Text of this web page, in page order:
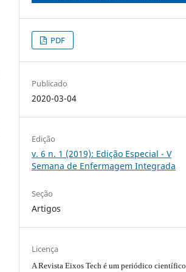
PDF
Publicado
2020-03-04
Edição
v. 6 n. 1 (2019): Edição Especial - V
Semana de Enfermagem Integrada
Seção
Artigos
Licença
A Revista Eixos Tech é um periódico científico